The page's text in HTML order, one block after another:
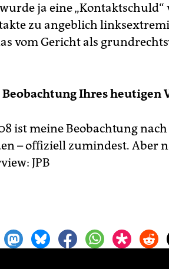
ja eine „Kontaktschuld“
zu angeblich
vom Gericht als
Ihres heutigen
ist meine Beobachtung
– offiziell zumindest. Aber
JPB